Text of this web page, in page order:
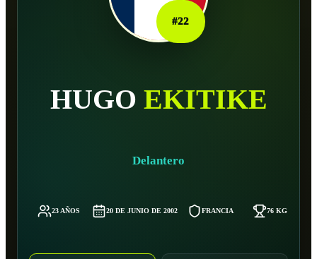
#22
HUGO EKITIKE
Delantero
23 AÑOS 20 DE JUNIO DE 2002 FRANCIA 76 KG